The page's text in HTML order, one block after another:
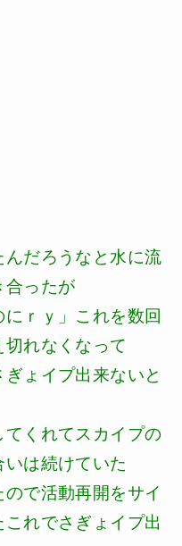
だろうなと水に流
合ったが
ｒｙ」これを数回
れなくなって
ょイプ出来ないと
くれてスカイプの
は続けていた
で活動再開をサイ
これでさぎょイプ出